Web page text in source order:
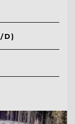
D)